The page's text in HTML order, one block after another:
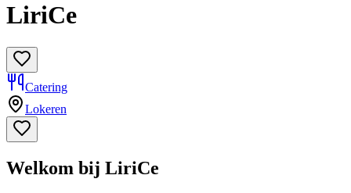
LiriCe
Catering
Lokeren
Welkom bij LiriCe